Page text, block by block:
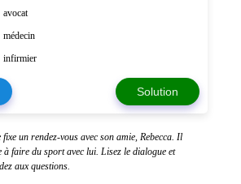
avocat
médecin
infirmier
Solution
fixe un rendez-vous avec son amie, Rebecca. Il
à faire du sport avec lui. Lisez le dialogue et
aux questions.